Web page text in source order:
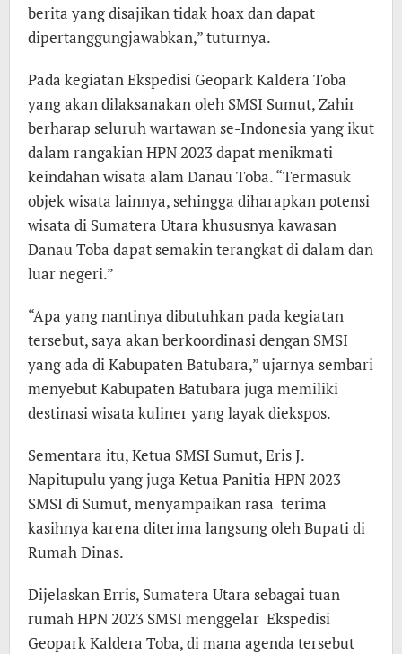
berita yang disajikan tidak hoax dan dapat
dipertanggungjawabkan,” tuturnya.
Pada kegiatan Ekspedisi Geopark Kaldera Toba
yang akan dilaksanakan oleh SMSI Sumut, Zahir
berharap seluruh wartawan se-Indonesia yang ikut
dalam rangakian HPN 2023 dapat menikmati
keindahan wisata alam Danau Toba. “Termasuk
objek wisata lainnya, sehingga diharapkan potensi
wisata di Sumatera Utara khususnya kawasan
Danau Toba dapat semakin terangkat di dalam dan
luar negeri.”
“Apa yang nantinya dibutuhkan pada kegiatan
tersebut, saya akan berkoordinasi dengan SMSI
yang ada di Kabupaten Batubara,” ujarnya sembari
menyebut Kabupaten Batubara juga memiliki
destinasi wisata kuliner yang layak diekspos.
Sementara itu, Ketua SMSI Sumut, Eris J.
Napitupulu yang juga Ketua Panitia HPN 2023
SMSI di Sumut, menyampaikan rasa terima
kasihnya karena diterima langsung oleh Bupati di
Rumah Dinas.
Dijelaskan Erris, Sumatera Utara sebagai tuan
rumah HPN 2023 SMSI menggelar Ekspedisi
Geopark Kaldera Toba, di mana agenda tersebut